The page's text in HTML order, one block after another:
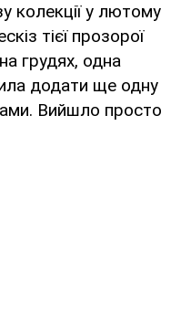
колекції у лютому
тієї прозорої
грудях, одна
додати ще одну
Вийшло просто